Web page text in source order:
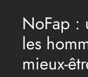
NoFap :
les
mieux-